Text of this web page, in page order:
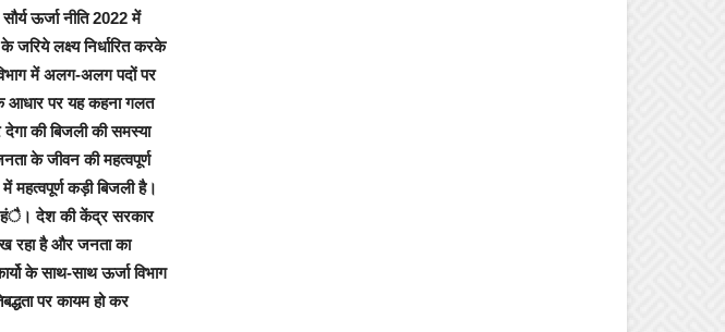
ऊर्जा नीति 2022 में
जरिये लक्ष्य निर्धारित करके
विभाग में अलग-अलग पदों पर
के आधार पर यह कहना गलत
की बिजली की समस्या
के जीवन की महत्वपूर्ण
महत्वपूर्ण कड़ी बिजली है।
हंै। देश की केंद्र सरकार
रहा है और जनता का
के साथ-साथ ऊर्जा विभाग
पर कायम हो कर